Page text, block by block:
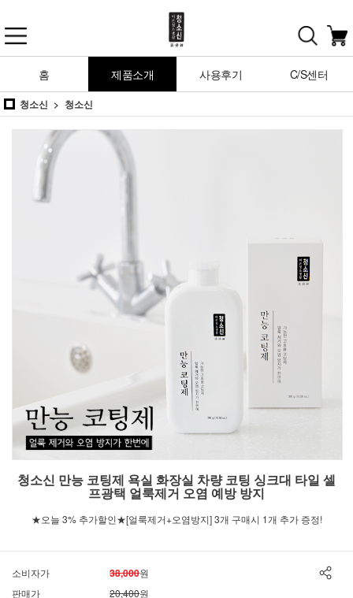
홈 제품소개 사용후기 C/S센터
청소신 청소신
청소신 만능 코팅제 욕실 화장실 차량 코팅 싱크대 타일 셀
프광택 얼룩제거 오염 예방 방지
★오늘 3% 추가할인★[얼룩제거+오염방지] 3개 구매시 1개 추가 증정!
소비자가 38,000원
판매가
20,400원